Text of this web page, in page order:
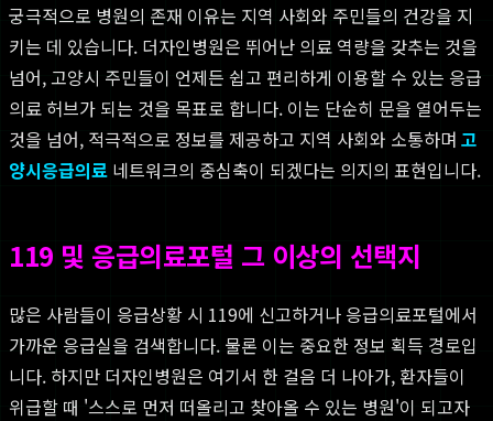
궁극적으로 병원의 존재 이유는 지역 사회와 주민들의 건강을 지
키는 데 있습니다. 더자인병원은 뛰어난 의료 역량을 갖추는 것을
넘어, 고양시 주민들이 언제든 쉽고 편리하게 이용할 수 있는 응급
의료 허브가 되는 것을 목표로 합니다. 이는 단순히 문을 열어두는
것을 넘어, 적극적으로 정보를 제공하고 지역 사회와 소통하며 고
양시응급의료 네트워크의 중심축이 되겠다는 의지의 표현입니다.
119 및 응급의료포털 그 이상의 선택지
많은 사람들이 응급상황 시 119에 신고하거나 응급의료포털에서
가까운 응급실을 검색합니다. 물론 이는 중요한 정보 획득 경로입
니다. 하지만 더자인병원은 여기서 한 걸음 더 나아가, 환자들이
위급할 때 '스스로 먼저 떠올리고 찾아올 수 있는 병원'이 되고자